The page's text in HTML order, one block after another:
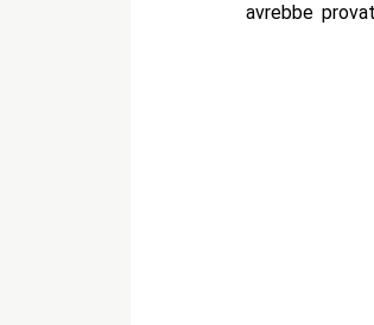
avrebbe